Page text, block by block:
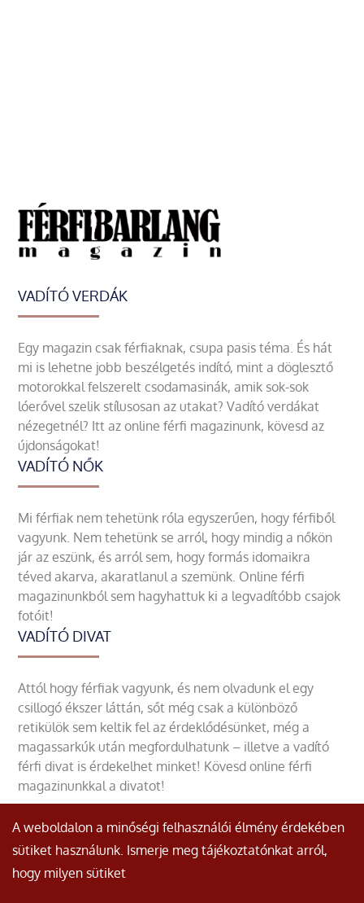
VADÍTÓ VERDÁK
Egy magazin csak férfiaknak, csupa pasis téma. És hát
mi is lehetne jobb beszélgetés indító, mint a döglesztő
motorokkal felszerelt csodamasinák, amik sok-sok
lóerővel szelik stílusosan az utakat? Vadító verdákat
nézegetnél? Itt az online férfi magazinunk, kövesd az
újdonságokat!
VADÍTÓ NŐK
Mi férfiak nem tehetünk róla egyszerűen, hogy férfiből
vagyunk. Nem tehetünk se arról, hogy mindig a nőkön
jár az eszünk, és arról sem, hogy formás idomaikra
téved akarva, akaratlanul a szemünk. Online férfi
magazinunkból sem hagyhattuk ki a legvadítóbb csajok
fotóit!
VADÍTÓ DIVAT
Attól hogy férfiak vagyunk, és nem olvadunk el egy
csillogó ékszer láttán, sőt még csak a különböző
retikülök sem keltik fel az érdeklődésünket, még a
magassarkúk után megfordulhatunk – illetve a vadító
férfi divat is érdekelhet minket! Kövesd online férfi
magazinunkkal a divatot!
© Minden jog fenntartva.
A weboldalon a minőségi felhasználói élmény érdekében
sütiket használunk. Ismerje meg tájékoztatónkat arról,
hogy milyen sütiket